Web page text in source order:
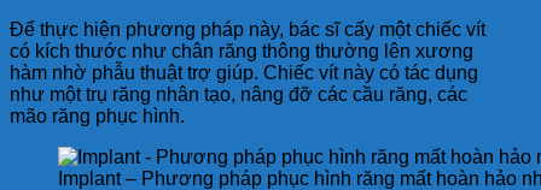
Để thực hiện phương pháp này, bác sĩ cấy một chiếc vít
có kích thước như chân răng thông thường lên xương
hàm nhờ phẫu thuật trợ giúp. Chiếc vít này có tác dụng
như một trụ răng nhân tạo, nâng đỡ các cầu răng, các
mão răng phục hình.
Implant – Phương pháp phục hình răng mất hoàn hảo